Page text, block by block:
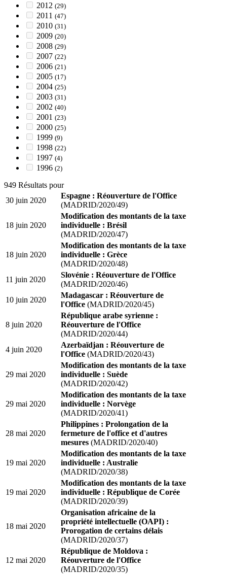
2012 (29)
2011 (47)
2010 (31)
2009 (20)
2008 (29)
2007 (22)
2006 (21)
2005 (17)
2004 (25)
2003 (31)
2002 (40)
2001 (23)
2000 (25)
1999 (9)
1998 (22)
1997 (4)
1996 (2)
949 Résultats pour
30 juin 2020
Espagne : Réouverture de l'Office
(MADRID/2020/49)
18 juin 2020
Modification des montants de la taxe
individuelle : Brésil
(MADRID/2020/47)
18 juin 2020
Modification des montants de la taxe
individuelle : Grèce
(MADRID/2020/48)
11 juin 2020
Slovénie : Réouverture de l'Office
(MADRID/2020/46)
10 juin 2020
Madagascar : Réouverture de
l'Office (MADRID/2020/45)
8 juin 2020
République arabe syrienne :
Réouverture de l'Office
(MADRID/2020/44)
4 juin 2020
Azerbaïdjan : Réouverture de
l'Office (MADRID/2020/43)
29 mai 2020
Modification des montants de la taxe
individuelle : Suède
(MADRID/2020/42)
29 mai 2020
Modification des montants de la taxe
individuelle : Norvège
(MADRID/2020/41)
28 mai 2020
Philippines : Prolongation de la
fermeture de l'office et d'autres
mesures (MADRID/2020/40)
19 mai 2020
Modification des montants de la taxe
individuelle : Australie
(MADRID/2020/38)
19 mai 2020
Modification des montants de la taxe
individuelle : République de Corée
(MADRID/2020/39)
18 mai 2020
Organisation africaine de la
propriété intellectuelle (OAPI) :
Prorogation de certains délais
(MADRID/2020/37)
12 mai 2020
République de Moldova :
Réouverture de l'Office
(MADRID/2020/35)